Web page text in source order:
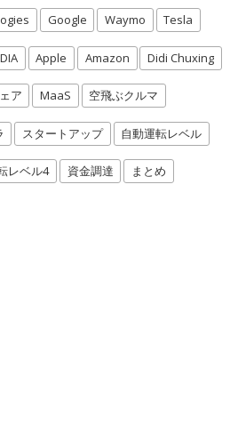
Google Waymo Tesla
Apple Amazon Didi Chuxing
ア MaaS 空飛ぶクルマ
スタートアップ 自動運転レベル
レベル4 資金調達 まとめ